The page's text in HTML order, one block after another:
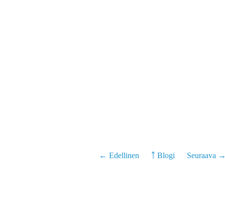
← Edellinen ￪ Blogi Seuraava →